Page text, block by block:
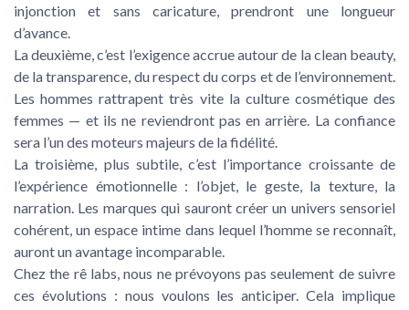
injonction et sans caricature, prendront une longueur
d’avance.
La deuxième, c’est l’exigence accrue autour de la clean beauty,
de la transparence, du respect du corps et de l’environnement.
Les hommes rattrapent très vite la culture cosmétique des
femmes — et ils ne reviendront pas en arrière. La confiance
sera l’un des moteurs majeurs de la fidélité.
La troisième, plus subtile, c’est l’importance croissante de
l’expérience émotionnelle : l’objet, le geste, la texture, la
narration. Les marques qui sauront créer un univers sensoriel
cohérent, un espace intime dans lequel l’homme se reconnaît,
auront un avantage incomparable.
Chez the rê labs, nous ne prévoyons pas seulement de suivre
ces évolutions : nous voulons les anticiper. Cela implique